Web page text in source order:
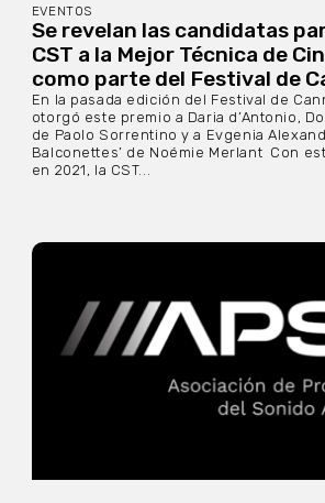
EVENTOS
Se revelan las candidatas
CST a la Mejor Técnica de
como parte del Festival de
En la pasada edición del Festival de
otorgó este premio a Daria d’Antonio,
de Paolo Sorrentino y a Evgenia
Balconettes’ de Noémie Merlant Con
en 2021, la CST...